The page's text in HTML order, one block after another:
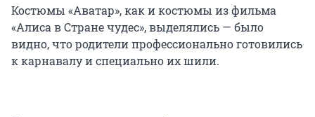
Костюмы «Аватар», как и костюмы из фильма
«Алиса в Стране чудес», выделялись — было
видно, что родители профессионально готовились
к карнавалу и специально их шили.